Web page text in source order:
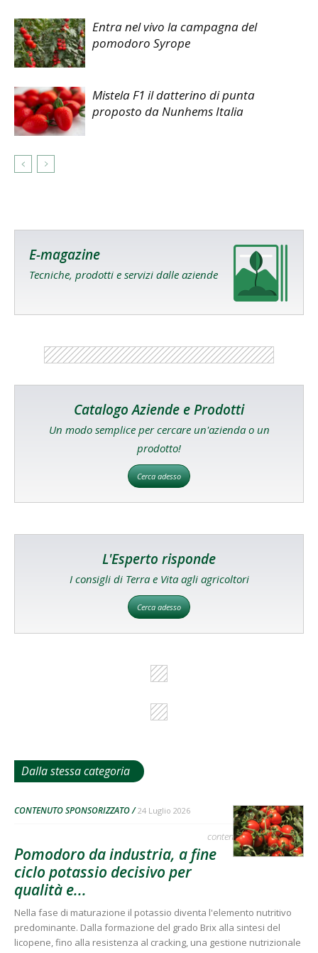
Entra nel vivo la campagna del
pomodoro Syrope
Mistela F1 il datterino di punta
proposto da Nunhems Italia
E-magazine
Tecniche, prodotti e servizi dalle aziende
Catalogo Aziende e Prodotti
Un modo semplice per cercare un'azienda o un
prodotto!
Cerca adesso
L'Esperto risponde
I consigli di Terra e Vita agli agricoltori
Cerca adesso
Dalla stessa categoria
CONTENUTO SPONSORIZZATO 24 Luglio 2026
contenuto sponsorizzato
Pomodoro da industria, a fine
ciclo potassio decisivo per
qualità e...
Nella fase di maturazione il potassio diventa l'elemento nutritivo
predominante. Dalla formazione del grado Brix alla sintesi del
licopene, fino alla resistenza al cracking, una gestione nutrizionale